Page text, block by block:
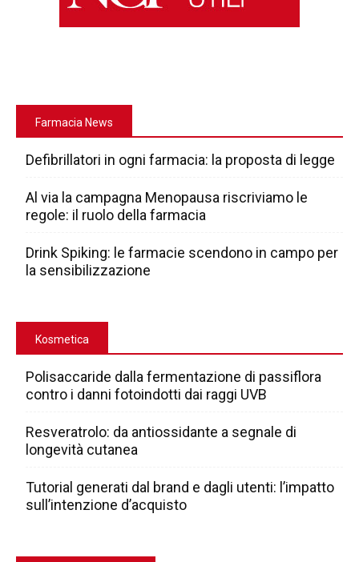
Farmacia News
Defibrillatori in ogni farmacia: la proposta di legge
Al via la campagna Menopausa riscriviamo le
regole: il ruolo della farmacia
Drink Spiking: le farmacie scendono in campo per
la sensibilizzazione
Kosmetica
Polisaccaride dalla fermentazione di passiflora
contro i danni fotoindotti dai raggi UVB
Resveratrolo: da antiossidante a segnale di
longevità cutanea
Tutorial generati dal brand e dagli utenti: l’impatto
sull’intenzione d’acquisto